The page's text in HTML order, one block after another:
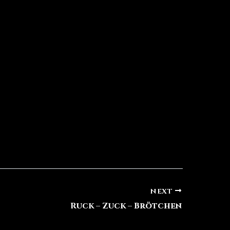
NEXT
Ruck – Zuck – Brötchen